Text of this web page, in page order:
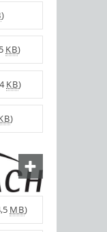
)
KB)
KB)
)
MB)